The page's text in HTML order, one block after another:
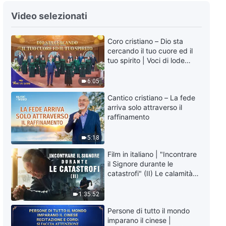
Video selezionati
6:05
Coro cristiano – Dio sta
cercando il tuo cuore ed il
tuo spirito | Voci di lode
5:18
Cantico cristiano – La fede
arriva solo attraverso il
raffinamento
1:35:52
Film in italiano | "Incontrare
il Signore durante le
catastrofi" (II) Le calamità
Persone di tutto il mondo
imparano il cinese |